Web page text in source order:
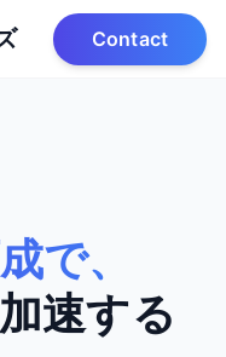
Contact
で、
速する